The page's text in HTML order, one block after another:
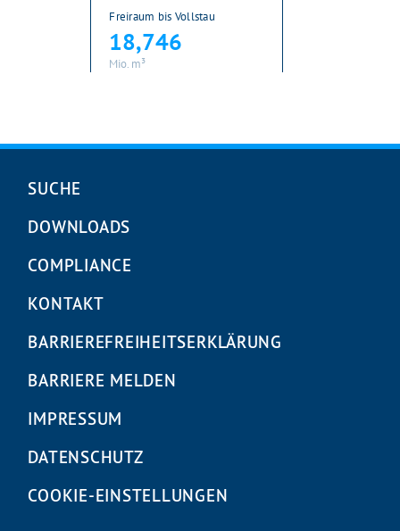
Freiraum bis Vollstau
18,746
Mio. m³
Navigation
SUCHE
DOWNLOADS
COMPLIANCE
KONTAKT
BARRIEREFREIHEITS­ERKLÄRUNG
BARRIERE MELDEN
IMPRESSUM
DATENSCHUTZ
COOKIE-EINSTELLUNGEN
Website und Ihr Erlebnis zu verbessern.
&Datenschutz